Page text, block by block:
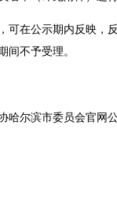
在公示期内反映，
间不予受理。
尔滨市委员会官网